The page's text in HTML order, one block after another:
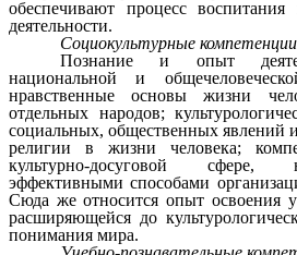
обеспечивают процесс
деятельности.
Социокультурные
Познание и опыт
национальной и
нравственные основы жизни
отдельных народов;
социальных, общественных явлений
религии в жизни человека;
культурно-досуговой сфере,
эффективными способами
Сюда же относится опыт освоения
расширяющейся до
понимания мира.